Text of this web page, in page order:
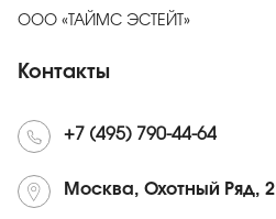
ООО «ТАЙМС ЭСТЕЙТ»
Контакты
+7 (495) 790-44-64
Москва, Охотный Ряд, 2